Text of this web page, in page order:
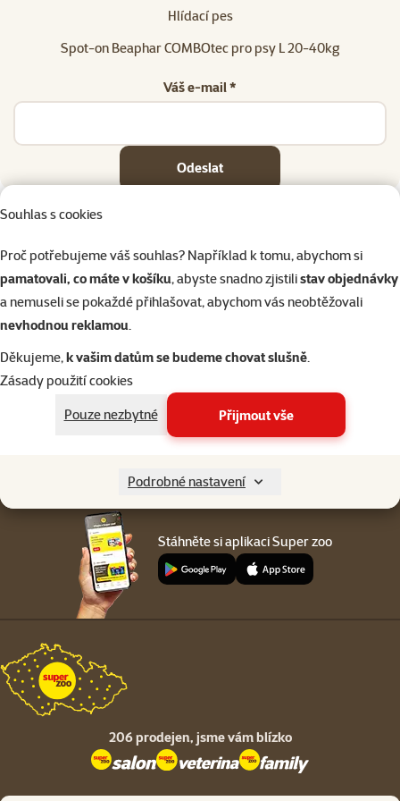
Souhlas s cookies
Proč potřebujeme váš souhlas? Například k tomu, abychom si
pamatovali, co máte v košíku, abyste snadno zjistilistav objednávky
a nemuseli se pokaždé přihlašovat, abychom vás neobtěžovali
nevhodnou reklamou.
Děkujeme,k vašim datům se budeme chovat slušně.
Zásady použití cookies
Pouze nezbytné
Přijmout vše
Podrobné nastavení
Hlídací pes
Spot-on Beaphar COMBOtec pro psy L 20-40kg
Váš e-mail *
Odeslat
Napište nám
eshop@superzoo.cz
321 000 180
Po–Pá 7:00 – 18:00
Online chat
nebo
206 prodejen
Menu v patičce
Pro zákazníky
Stáhněte si aplikaci Super zoo
206 prodejen, jsme vám blízko